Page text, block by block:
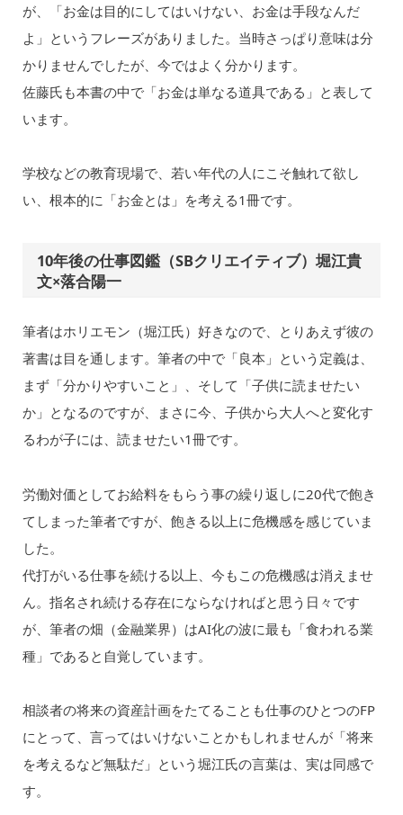
が、「お金は目的にしてはいけない、お金は手段なんだ
よ」というフレーズがありました。当時さっぱり意味は分
かりませんでしたが、今ではよく分かります。
佐藤氏も本書の中で「お金は単なる道具である」と表して
います。
学校などの教育現場で、若い年代の人にこそ触れて欲し
い、根本的に「お金とは」を考える1冊です。
10年後の仕事図鑑（SBクリエイティブ）堀江貴
文×落合陽一
筆者はホリエモン（堀江氏）好きなので、とりあえず彼の
著書は目を通します。筆者の中で「良本」という定義は、
まず「分かりやすいこと」、そして「子供に読ませたい
か」となるのですが、まさに今、子供から大人へと変化す
るわが子には、読ませたい1冊です。
労働対価としてお給料をもらう事の繰り返しに20代で飽き
てしまった筆者ですが、飽きる以上に危機感を感じていま
した。
代打がいる仕事を続ける以上、今もこの危機感は消えませ
ん。指名され続ける存在にならなければと思う日々です
が、筆者の畑（金融業界）はAI化の波に最も「食われる業
種」であると自覚しています。
相談者の将来の資産計画をたてることも仕事のひとつのFP
にとって、言ってはいけないことかもしれませんが「将来
を考えるなど無駄だ」という堀江氏の言葉は、実は同感で
す。